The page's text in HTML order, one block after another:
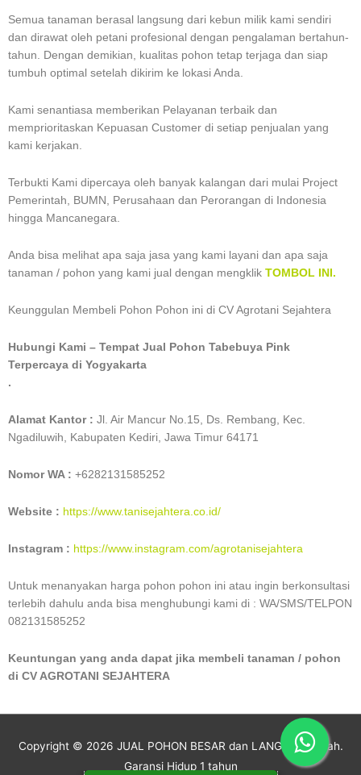
Semua tanaman berasal langsung dari kebun milik kami sendiri
dan dirawat oleh petani profesional dengan pengalaman bertahun-
tahun. Dengan demikian, kualitas pohon tetap terjaga dan siap
tumbuh optimal setelah dikirim ke lokasi Anda.
Kami senantiasa memberikan Pelayanan terbaik dan
memprioritaskan Kepuasan Customer di setiap penjualan yang
kami kerjakan.
Terbukti Kami dipercaya oleh banyak kalangan dari mulai Project
Pemerintah, BUMN, Perusahaan dan Perorangan di Indonesia
hingga Mancanegara.
Anda bisa melihat apa saja jasa yang kami layani dan apa saja
tanaman / pohon yang kami jual dengan mengklik TOMBOL INI.
Keunggulan Membeli Pohon Pohon ini di CV Agrotani Sejahtera
Hubungi Kami – Tempat Jual Pohon Tabebuya Pink
Terpercaya di Yogyakarta
.
Alamat Kantor : Jl. Air Mancur No.15, Ds. Rembang, Kec.
Ngadiluwih, Kabupaten Kediri, Jawa Timur 64171
Nomor WA : +6282131585252
Website : https://www.tanisejahtera.co.id/
Instagram : https://www.instagram.com/agrotanisejahtera
Untuk menanyakan harga pohon pohon ini atau ingin berkonsultasi
terlebih dahulu anda bisa menghubungi kami di : WA/SMS/TELPON
082131585252
Keuntungan yang anda dapat jika membeli tanaman / pohon
di CV AGROTANI SEJAHTERA
Copyright © 2026 JUAL POHON BESAR dan LANGKA #Murah.
Garansi Hidup 1 tahun